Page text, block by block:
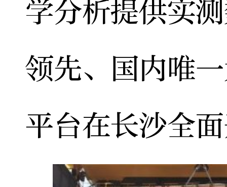
学分析提供实
领先、国内唯
平台在长沙全